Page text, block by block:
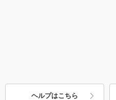
ヘルプはこちら